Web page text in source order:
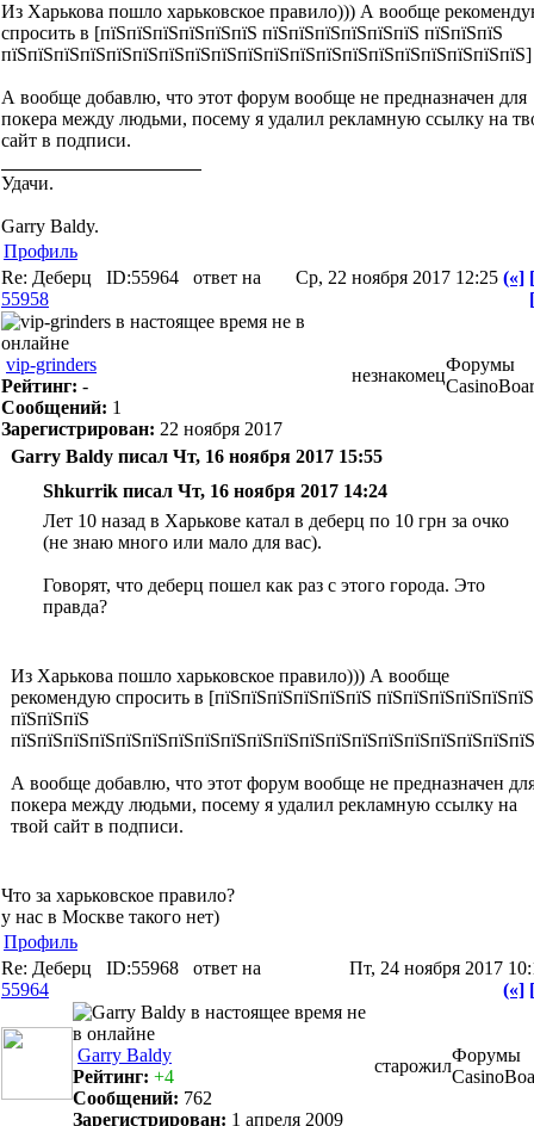
Из Харькова пошло харьковское правило))) А вообще
спросить в [пїЅпїЅпїЅпїЅпїЅпїЅ пїЅпїЅпїЅпїЅпїЅпїЅ пїЅпїЅпїЅ
пїЅпїЅпїЅпїЅпїЅпїЅпїЅпїЅпїЅпїЅпїЅпїЅпїЅпїЅпїЅпїЅпїЅпїЅпїЅпїЅ]
А вообще добавлю, что этот форум вообще не предназначен для
покера между людьми, посему я удалил рекламную ссылку на
сайт в подписи.
Удачи.
Garry Baldy.
Профиль
Re: Деберц
ID:55964 ответ на
55958
Ср, 22 ноября 2017 12:25 («]
vip-grinders
Рейтинг: -
Сообщений: 1
Зарегистрирован: 22 ноября 2017
незнакомец
Форумы
Garry Baldy писал Чт, 16 ноября 2017 15:55
Shkurrik писал Чт, 16 ноября 2017 14:24
Лет 10 назад в Харькове катал в деберц по 10 грн за очко
(не знаю много или мало для вас).
Говорят, что деберц пошел как раз с этого города. Это
правда?
Из Харькова пошло харьковское правило))) А вообще
рекомендую спросить в [пїЅпїЅпїЅпїЅпїЅпїЅ пїЅпїЅпїЅпїЅпїЅпїЅ
пїЅпїЅпїЅ
А вообще добавлю, что этот форум вообще не предназначен
покера между людьми, посему я удалил рекламную ссылку на
твой сайт в подписи.
Что за харьковское правило?
у нас в Москве такого нет)
Профиль
Re: Деберц
ID:55968 ответ на
55964
Пт, 24 ноября 2017
(«]
Garry Baldy
Рейтинг: +4
Сообщений: 762
Зарегистрирован: 1 апреля 2009
старожил
Форумы